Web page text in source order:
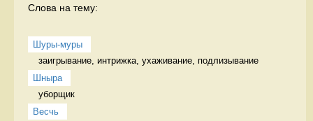
Слова на тему:
Шуры-муры
заигрывание, интрижка, ухаживание, подлизывание
Шныра
уборщик
Весчь